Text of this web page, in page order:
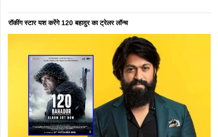
रॉकींग स्टार यश करेंगे 120 बहादुर का ट्रेलर लॉन्च